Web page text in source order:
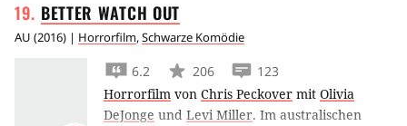
Fernseher und weiß nichts über den Rest der
Welt jenseits der Tür. Als sein Vater nach all
und auch wieder in Moms Bett zurückkehrt,
kommt es zum Eklat. Nun steht Bubby vor der
größten Herausforderung seines Lebens: dem
BETTER WATCH OUT
AU (2016) | Horrorfilm,Schwarze Komödie
6.2 206
123
Horrorfilm von Chris Peckover mit Olivia
DeJonge und Levi Miller. Im australischen